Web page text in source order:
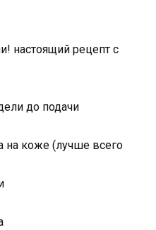
до подачи
на коже (лучше всего